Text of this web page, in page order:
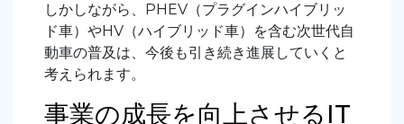
しかしながら、PHEV（プラグインハイブリッ
ド車）やHV（ハイブリッド車）を含む次世代自
動車の普及は、今後も引き続き進展していくと
考えられます。
事業の成長を向上させるIT